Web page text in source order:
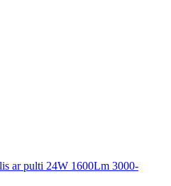
ar pulti 24W 1600Lm 3000-